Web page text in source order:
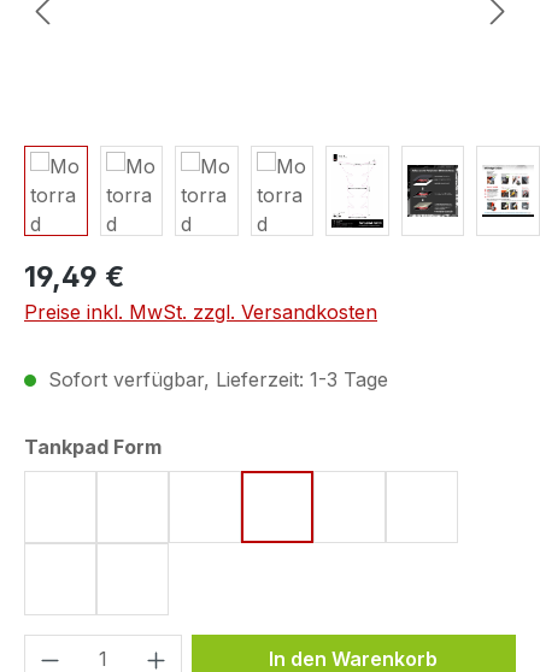
19,49 €
Preise inkl. MwSt. zzgl. Versandkosten
Sofort verfügbar, Lieferzeit: 1-3 Tage
Tankpad Formauswählen
Produkt Anzahl: Gib denIn den Warenkorb